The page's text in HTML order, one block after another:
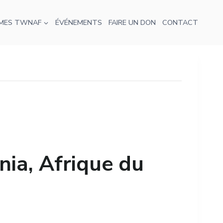
TWNAF ÉVÉNEMENTS FAIRE UN DON CONTACT
Afrique du